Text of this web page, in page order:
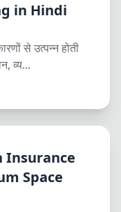
in Hindi
से उत्पन्न होती
व्य...
Insurance
Space